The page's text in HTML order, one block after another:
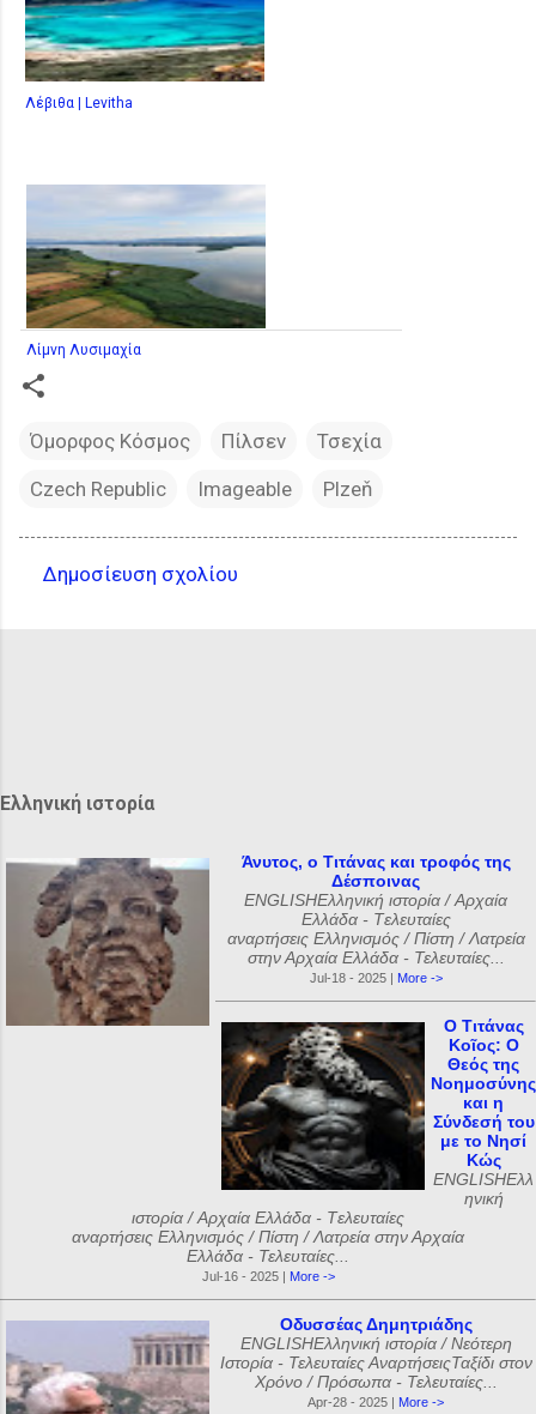
Λέβιθα | Levitha
Λίμνη Λυσιμαχία
Όμορφος Κόσμος Πίλσεν
Τσεχία
Czech Republic
Imageable Plzeň
Δημοσίευση σχολίου
Ελληνική ιστορία
Άνυτος, ο Τιτάνας και τροφός της
Δέσποινας
ENGLISHΕλληνική ιστορία / Αρχαία
Ελλάδα - Tελευταίες
αναρτήσεις Ελληνισμός / Πίστη / Λατρεία
στην Αρχαία Ελλάδα - Τελευταίες...
Jul-18 - 2025 | More ->
Ο Τιτάνας
Κοῖος: Ο
Θεός της
Νοημοσύνης
και η
Σύνδεσή του
με το Νησί
Κώς
ENGLISHΕλλ
ηνική
ιστορία / Αρχαία Ελλάδα - Tελευταίες
αναρτήσεις Ελληνισμός / Πίστη / Λατρεία στην Αρχαία
Ελλάδα - Τελευταίες...
Jul-16 - 2025 | More ->
Οδυσσέας Δημητριάδης
ENGLISHΕλληνική ιστορία / Νεότερη
Ιστορία - Τελευταίες ΑναρτήσειςΤαξίδι στον
Χρόνο / Πρόσωπα - Τελευταίες...
Apr-28 - 2025 | More ->